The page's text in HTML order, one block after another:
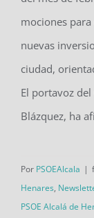
mociones
nuevas
ciudad,
El portavoz
Blázquez, ha
Por PSOEAlcala |
Henares,
PSOE Alcalá de